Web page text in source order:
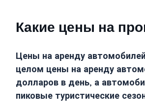
Какие цены на
Цены на аренду
целом цены на аренду
долларов в день, а
пиковые туристические